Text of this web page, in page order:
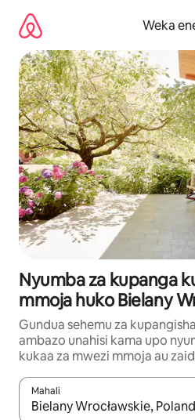
kwenda
kwenye
maudhui
Weka
Nyumba za kupanga
mmoja huko Bielany
Gundua sehemu za
ambazo unahisi kama upo
kukaa za mwezi mmoja au
Mahali
Wakati matokeo yanapatikana,